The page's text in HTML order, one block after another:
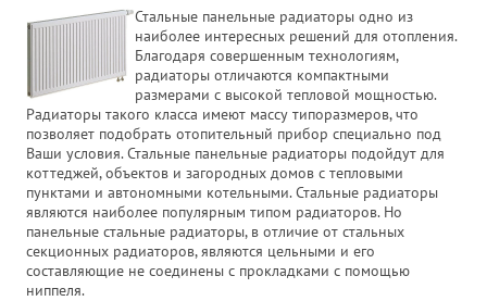
Стальные панельные радиаторы одно из
наиболее интересных решений для отопления.
Благодаря совершенным технологиям,
радиаторы отличаются компактными
размерами с высокой тепловой мощностью.
Радиаторы такого класса имеют массу типоразмеров, что
позволяет подобрать отопительный прибор специально под
Ваши условия. Стальные панельные радиаторы подойдут для
коттеджей, объектов и загородных домов с тепловыми
пунктами и автономными котельными. Стальные радиаторы
являются наиболее популярным типом радиаторов. Но
панельные стальные радиаторы, в отличие от стальных
секционных радиаторов, являются цельными и его
составляющие не соединены с прокладками с помощью
ниппеля.